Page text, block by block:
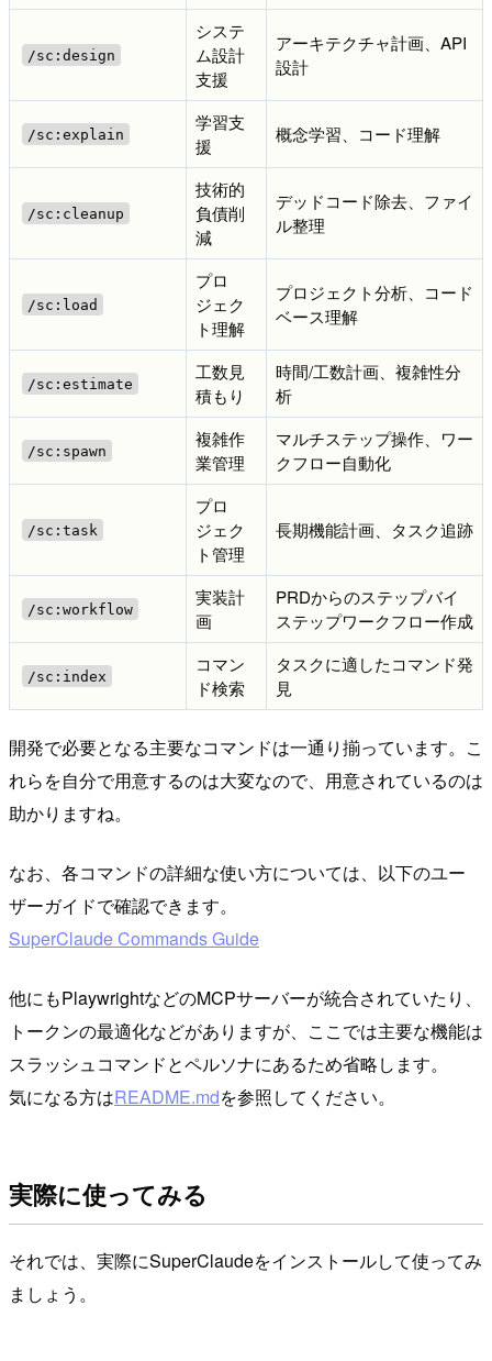
/sc:design
システ
ム設計
支援
アーキテクチャ計画、API
設計
/sc:explain
学習支
援
概念学習、コード理解
/sc:cleanup
技術的
負債削
減
デッドコード除去、ファイ
ル整理
/sc:load
プロ
ジェク
ト理解
プロジェクト分析、コード
ベース理解
/sc:estimate
工数見
積もり
時間/工数計画、複雑性分
析
/sc:spawn
複雑作
業管理
マルチステップ操作、ワー
クフロー自動化
/sc:task
プロ
ジェク
ト管理
長期機能計画、タスク追跡
/sc:workflow
実装計
画
PRDからのステップバイ
ステップワークフロー作成
/sc:index
コマン
ド検索
タスクに適したコマンド発
見
開発で必要となる主要なコマンドは一通り揃っています。こ
れらを自分で用意するのは大変なので、用意されているのは
助かりますね。
なお、各コマンドの詳細な使い方については、以下のユー
ザーガイドで確認できます。
SuperClaude Commands Guide
他にもPlaywrightなどのMCPサーバーが統合されていたり、
トークンの最適化などがありますが、ここでは主要な機能は
スラッシュコマンドとペルソナにあるため省略します。
気になる方はREADME.mdを参照してください。
実際に使ってみる
それでは、実際にSuperClaudeをインストールして使ってみ
ましょう。